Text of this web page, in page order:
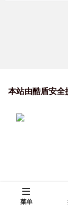
本站由酷盾安全
菜单